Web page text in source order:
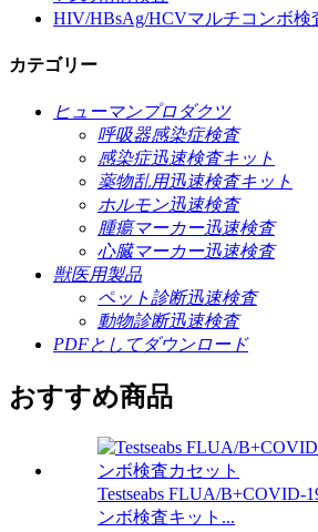
HIV/HBsAg/HCVマルチコンボ検
カテゴリー
ヒューマンプロダクツ
呼吸器感染症検査
感染症迅速検査キット
薬物乱用迅速検査キット
ホルモン迅速検査
腫瘍マーカー迅速検査
心臓マーカー迅速検査
獣医用製品
ペット診断迅速検査
動物診断迅速検査
PDFとしてダウンロード
おすすめ商品
Testseabs FLUA/B+COVID-
ンボ検査キット...